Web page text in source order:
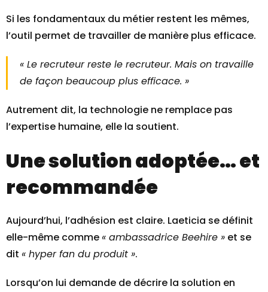
Si les fondamentaux du métier restent les mêmes,
l’outil permet de travailler de manière plus efficace.
« Le recruteur reste le recruteur. Mais on travaille
de façon beaucoup plus efficace. »
Autrement dit, la technologie ne remplace pas
l’expertise humaine, elle la soutient.
Une solution adoptée… et
recommandée
Aujourd’hui, l’adhésion est claire. Laeticia se définit
elle-même comme« ambassadrice Beehire » et se
dit « hyper fan du produit ».
Lorsqu’on lui demande de décrire la solution en